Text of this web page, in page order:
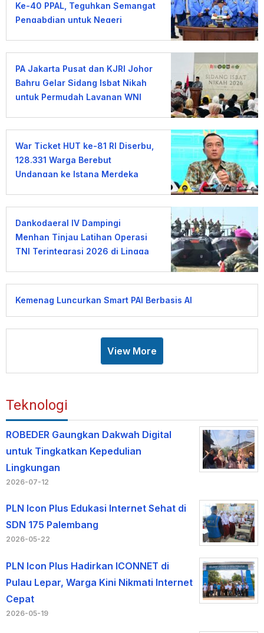
Ke-40 PPAL, Teguhkan Semangat
Pengabdian untuk Negeri
PA Jakarta Pusat dan KJRI Johor
Bahru Gelar Sidang Isbat Nikah
untuk Permudah Layanan WNI
War Ticket HUT ke-81 RI Diserbu,
128.331 Warga Berebut
Undangan ke Istana Merdeka
Dankodaeral IV Dampingi
Menhan Tinjau Latihan Operasi
TNI Terintegrasi 2026 di Lingga
Kemenag Luncurkan Smart PAI Berbasis AI
View More
Teknologi
ROBEDER Gaungkan Dakwah Digital
untuk Tingkatkan Kepedulian
Lingkungan
2026-07-12
PLN Icon Plus Edukasi Internet Sehat di
SDN 175 Palembang
2026-05-22
PLN Icon Plus Hadirkan ICONNET di
Pulau Lepar, Warga Kini Nikmati Internet
Cepat
2026-05-19